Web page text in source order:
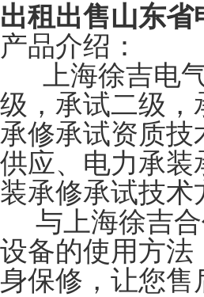
出租出售山东省
产品介绍：
上海徐吉电气
级，承试二级
承修承试资质
供应、电力承
装承修承试技
与上海徐吉合
设备的使用方
身保修，让您售